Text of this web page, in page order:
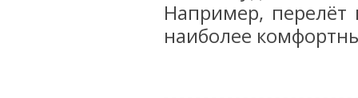
Например,
наиболее